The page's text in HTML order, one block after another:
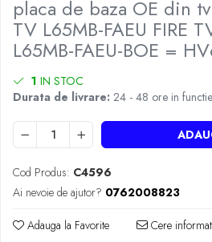
placa de baza OE din
TV L65MB-FAEU FIRE
L65MB-FAEU-BOE =
1 IN STOC
Durata de livrare: 24 - 48 ore in
Cod Produs: C4596
Ai nevoie de ajutor? 0762008823
Adauga la Favorite Cere